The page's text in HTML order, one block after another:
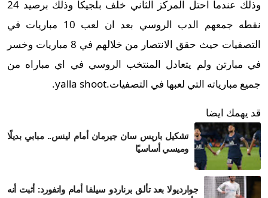
وذلك عندما احتل المركز الثاني خلف بلجيكا وذلك برصيد 24
نقطه جمعهم الدب الروسي بعد ان لعب 10 مباريات في
التصفيات حيث حقق الانتصار من خلالهم في 8 مباريات وخسر
في مبارتن ولم يتعادل المنتخب الروسي في اي مباراه من
جميع مبارياته التي لعبها في التصفيات.yalla shoot.
قد يهمك ايضا
تشكيل باريس سان جيرمان أمام لينس.. مبابي بديلًا
وميسي أساسيًا
جوارديولا بعد تألق برناردو سيلفا أمام واتفورد: أثبت أنه